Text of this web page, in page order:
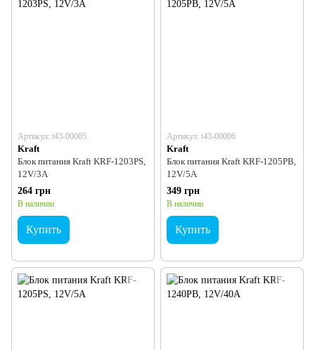
Артикул: t43-00005
Kraft
Блок питания Kraft KRF-1203PS,
12V/3A
264 грн
В наличии
Купить
Артикул: t43-00006
Kraft
Блок питания Kraft KRF-1205PB,
12V/5A
349 грн
В наличии
Купить